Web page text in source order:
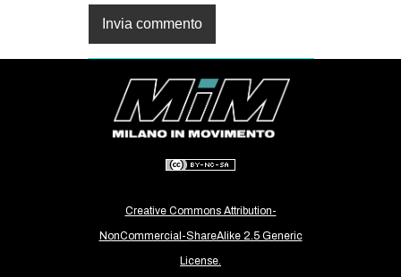
bsky
ms
SEARCH
Creative Commons Attribution-
NonCommercial-ShareAlike 2.5 Generic
License.